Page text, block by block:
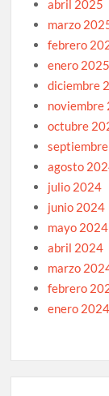
abril 2025
marzo
febrero
enero 2025
diciembre
noviembre
octubre
agosto
julio 2024
junio 2024
mayo 2024
abril 2024
marzo
febrero
enero 2024